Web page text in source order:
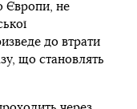
Європи, не
до втрати
що становлять